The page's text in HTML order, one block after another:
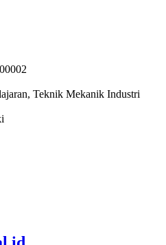
Teknik Mekanik Industri